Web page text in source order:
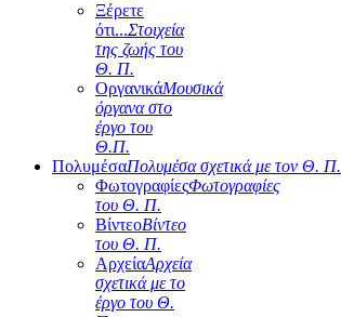
Ξέρετε
ότι...Στοιχεία
της ζωής του
Θ. Π.
ΟργανικάΜουσικά
όργανα στο
έργο του
Θ.Π.
ΠολυμέσαΠολυμέσα σχετικά με τον Θ. Π.
ΦωτογραφίεςΦωτογραφίες
του Θ. Π.
ΒίντεοΒίντεο
του Θ. Π.
ΑρχείαΑρχεία
σχετικά με το
έργο του Θ.